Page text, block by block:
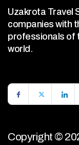
Uzakrota Travel
companies with
professionals of
world.
Copyright ©